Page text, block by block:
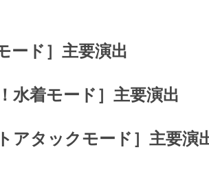
ード］主要演出
水着モード］主要演出
アタックモード］主要演